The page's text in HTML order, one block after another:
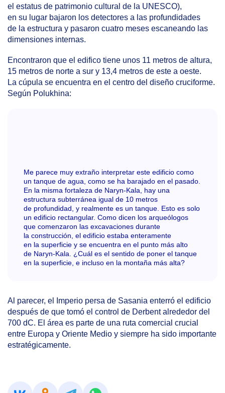
el estatus de patrimonio cultural de la UNESCO),
en su lugar bajaron los detectores a las profundidades
de la estructura y pasaron cuatro meses escaneando las
dimensiones internas.
Encontraron que el edifico tiene unos 11 metros de altura,
15 metros de norte a sur y 13,4 metros de este a oeste.
La cúpula se encuentra en el centro del diseño cruciforme.
Según Polukhina:
Me parece muy extraño interpretar este edificio como
un tanque de agua, como se ha barajado en el pasado.
En la misma fortaleza de Naryn-Kala, hay una
estructura subterránea igual de 10 metros
de profundidad, y realmente es un tanque. Esto es solo
un edificio rectangular. Como dicen los arqueólogos
que comenzaron las excavaciones durante
la construcción, el edificio estaba enteramente
en la superficie y se encuentra en el punto más alto
de Naryn-Kala. ¿Cuál es el sentido de poner el tanque
en la superficie, e incluso en la montaña más alta?
Al parecer, el Imperio persa de Sasania enterró el edificio
después de que tomó el control de Derbent alrededor del
700 dC. El área es parte de una ruta comercial crucial
entre Europa y Oriente Medio y siempre ha sido importante
estratégicamente.